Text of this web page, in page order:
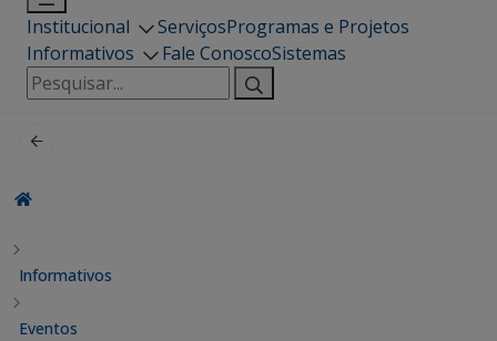
Institucional ServiçosProgramas e Projetos
Informativos
Fale ConoscoSistemas
Pesquisar
por:
Informativos
Eventos